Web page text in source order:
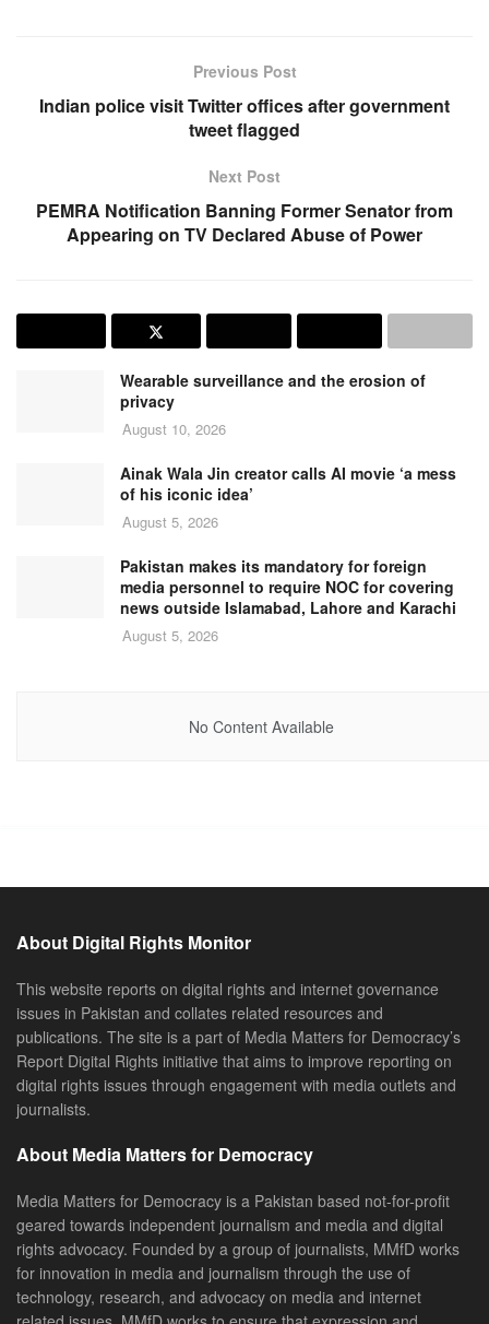
Previous Post
Indian police visit Twitter offices after government
tweet flagged
Next Post
PEMRA Notification Banning Former Senator from
Appearing on TV Declared Abuse of Power
Wearable surveillance and the erosion of
privacy
August 10, 2026
Ainak Wala Jin creator calls AI movie ‘a mess
of his iconic idea’
August 5, 2026
Pakistan makes its mandatory for foreign
media personnel to require NOC for covering
news outside Islamabad, Lahore and Karachi
August 5, 2026
No Content Available
About Digital Rights Monitor
This website reports on digital rights and internet governance
issues in Pakistan and collates related resources and
publications. The site is a part of Media Matters for Democracy’s
Report Digital Rights initiative that aims to improve reporting on
digital rights issues through engagement with media outlets and
journalists.
About Media Matters for Democracy
Media Matters for Democracy is a Pakistan based not-for-profit
geared towards independent journalism and media and digital
rights advocacy. Founded by a group of journalists, MMfD works
for innovation in media and journalism through the use of
technology, research, and advocacy on media and internet